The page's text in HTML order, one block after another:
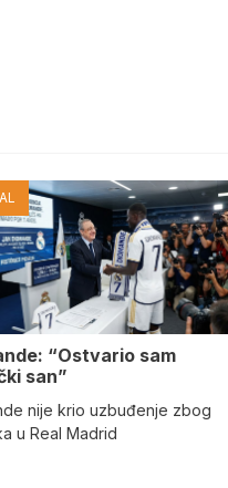
“Ostvario sam
san”
nije krio uzbuđenje zbog
u Real Madrid